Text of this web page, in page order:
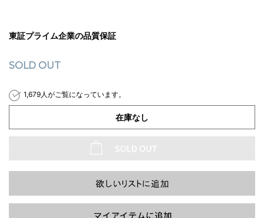
過去の特集をすべて見る>>
東証プライム企業の品質保証
SOLD OUT
1,679人がご覧になっています。
在庫なし